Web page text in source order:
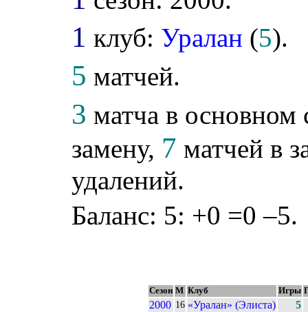
1 клуб: Уралан (5).
5 матчей.
3 матча в основном
замену, 7 матчей в
удалений.
Баланс: 5: +0 =0 –5.
Сезон М Клуб Игры
2000 16 «Уралан» (Элиста) 5